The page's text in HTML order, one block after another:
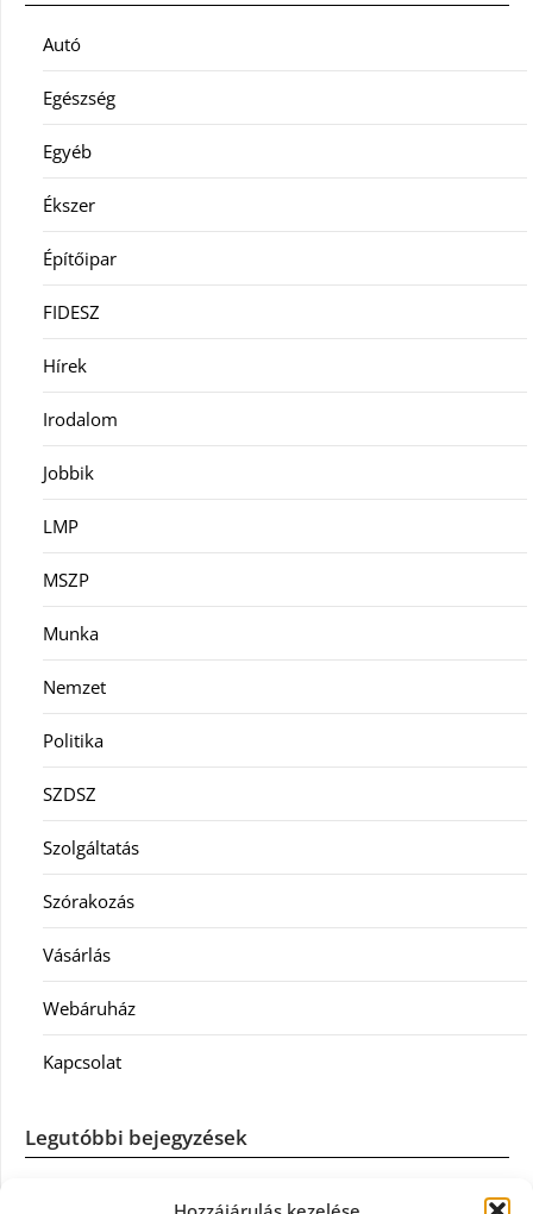
Autó
Egészség
Egyéb
Ékszer
Építőipar
FIDESZ
Hírek
Irodalom
Jobbik
LMP
MSZP
Munka
Nemzet
Politika
SZDSZ
Szolgáltatás
Szórakozás
Vásárlás
Webáruház
Kapcsolat
Legutóbbi bejegyzések
Casco szélvédőcsere: mikor éri meg a biztosítást igénybe